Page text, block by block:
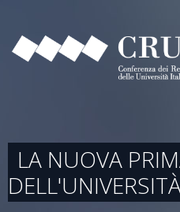
LA NUOVA